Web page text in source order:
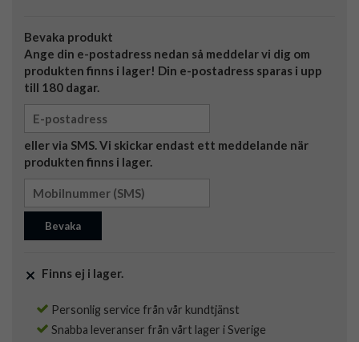
Bevaka produkt
Ange din e-postadress nedan så meddelar vi dig om
produkten finns i lager! Din e-postadress sparas i upp
till 180 dagar.
eller via SMS. Vi skickar endast ett meddelande när
produkten finns i lager.
Bevaka
Finns ej i lager.
Personlig service från vår kundtjänst
Snabba leveranser från vårt lager i Sverige